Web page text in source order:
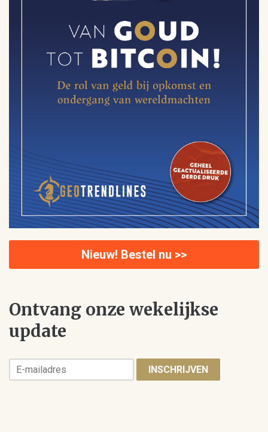
Nieuw! Bestel nu >>
Ontvang onze wekelijkse
update
INSCHRIJVEN